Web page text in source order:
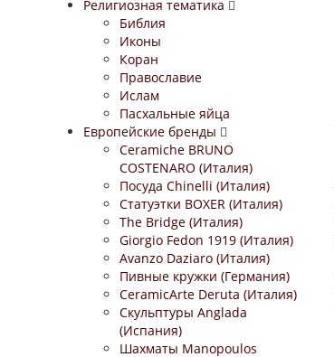
Религиозная тематика
Библия
Иконы
Коран
Православие
Ислам
Пасхальные яйца
Европейские бренды
Ceramiche BRUNO
COSTENARO (Италия)
Посуда Chinelli (Италия)
Статуэтки BOXER (Италия)
The Bridge (Италия)
Giorgio Fedon 1919 (Италия)
Avanzo Daziaro (Италия)
Пивные кружки (Германия)
CeramicArte Deruta (Италия)
Скульптуры Anglada
(Испания)
Шахматы Manopoulos